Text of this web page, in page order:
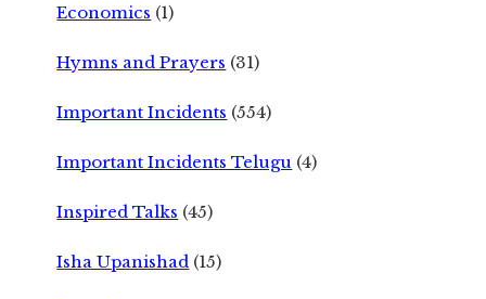
Economics (1)
Hymns and Prayers (31)
Important Incidents (554)
Important Incidents Telugu (4)
Inspired Talks (45)
Isha Upanishad (15)